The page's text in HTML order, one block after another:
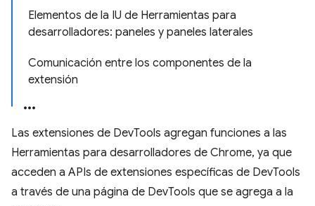
Elementos de la IU de Herramientas para
desarrolladores: paneles y paneles laterales
Comunicación entre los componentes de la
extensión
Las extensiones de DevTools agregan funciones a las
Herramientas para desarrolladores de Chrome, ya que
acceden a APIs de extensiones específicas de DevTools
a través de una página de DevTools que se agrega a la